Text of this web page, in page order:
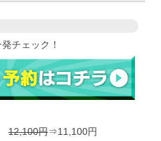
チェック！
12,100円⇒11,100円